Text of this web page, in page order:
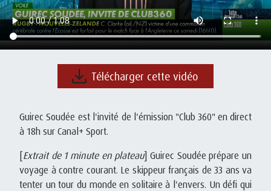
Télécharger cette vidéo
Guirec Soudée est l'invité de l'émission "Club 360" en direct
à 18h sur Canal+ Sport.
[Extrait de 1 minute en plateau] Guirec Soudée prépare un
voyage à contre courant. Le skippeur français de 33 ans va
tenter un tour du monde en solitaire à l'envers. Un défi qui